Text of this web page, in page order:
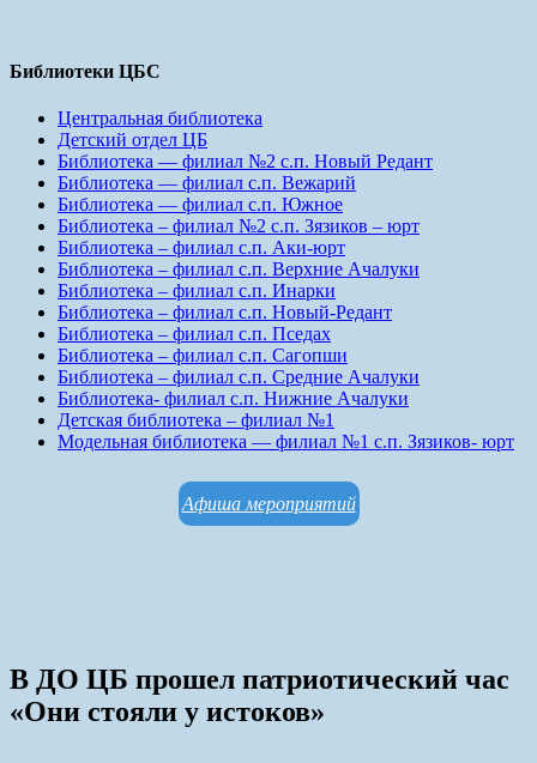
Библиотеки ЦБС
Центральная библиотека
Детский отдел ЦБ
Библиотека — филиал №2 с.п. Новый Редант
Библиотека — филиал с.п. Вежарий
Библиотека — филиал с.п. Южное
Библиотека – филиал №2 с.п. Зязиков – юрт
Библиотека – филиал с.п. Аки-юрт
Библиотека – филиал с.п. Верхние Ачалуки
Библиотека – филиал с.п. Инарки
Библиотека – филиал с.п. Новый-Редант
Библиотека – филиал с.п. Пседах
Библиотека – филиал с.п. Сагопши
Библиотека – филиал с.п. Средние Ачалуки
Библиотека- филиал с.п. Нижние Ачалуки
Детская библиотека – филиал №1
Модельная библиотека — филиал №1 с.п. Зязиков- юрт
Афиша мероприятий
В ДО ЦБ прошел патриотический час
«Они стояли у истоков»